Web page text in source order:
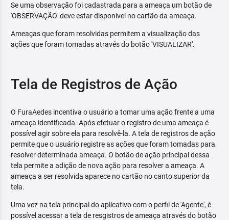
Se uma observação foi cadastrada para a ameaça um botão de
'OBSERVAÇÃO' deve estar disponível no cartão da ameaça.
Ameaças que foram resolvidas permitem a visualização das
ações que foram tomadas através do botão 'VISUALIZAR'.
Tela de Registros de Ação
O FuraAedes incentiva o usuário a tomar uma ação frente a uma
ameaça identificada. Após efetuar o registro de uma ameaça é
possível agir sobre ela para resolvê-la. A tela de registros de ação
permite que o usuário registre as ações que foram tomadas para
resolver determinada ameaça. O botão de ação principal dessa
tela permite a adição de nova ação para resolver a ameaça. A
ameaça a ser resolvida aparece no cartão no canto superior da
tela.
Uma vez na tela principal do aplicativo com o perfil de 'Agente', é
possível acessar a tela de resgistros de ameaça através do botão